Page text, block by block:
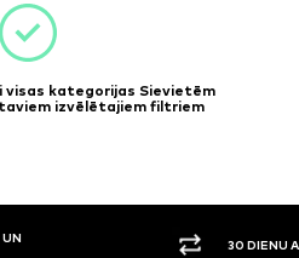
visas kategorijas Sievietēm
izvēlētajiem filtriem
TIESĪBAS APMAKSA